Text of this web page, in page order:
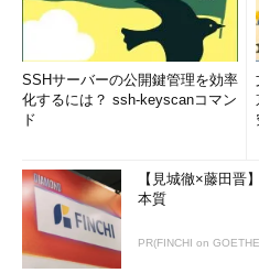
SSHサーバーの公開鍵管理を効率
化するには？ ssh-keyscanコマン
ド
【見城徹×藤田晋
本質
PR(FINCHI on